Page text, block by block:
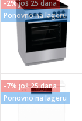
metar
ostalo
pribor
pribor
gorivo
-2% još 25 dana
Ponovno na lageru
-7% još 25 dana
Ponovno na lageru